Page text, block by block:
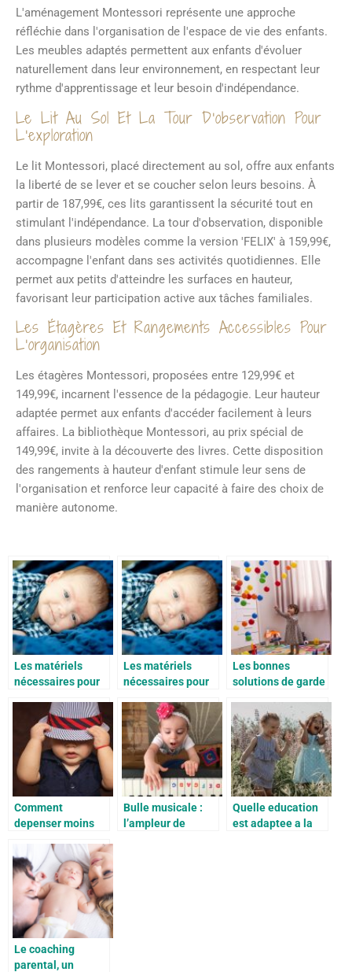
L'aménagement Montessori représente une approche
réfléchie dans l'organisation de l'espace de vie des enfants.
Les meubles adaptés permettent aux enfants d'évoluer
naturellement dans leur environnement, en respectant leur
rythme d'apprentissage et leur besoin d'indépendance.
Le Lit Au Sol Et La Tour D'observation Pour
L'exploration
Le lit Montessori, placé directement au sol, offre aux enfants
la liberté de se lever et se coucher selon leurs besoins. À
partir de 187,99€, ces lits garantissent la sécurité tout en
stimulant l'indépendance. La tour d'observation, disponible
dans plusieurs modèles comme la version 'FELIX' à 159,99€,
accompagne l'enfant dans ses activités quotidiennes. Elle
permet aux petits d'atteindre les surfaces en hauteur,
favorisant leur participation active aux tâches familiales.
Les Étagères Et Rangements Accessibles Pour
L'organisation
Les étagères Montessori, proposées entre 129,99€ et
149,99€, incarnent l'essence de la pédagogie. Leur hauteur
adaptée permet aux enfants d'accéder facilement à leurs
affaires. La bibliothèque Montessori, au prix spécial de
149,99€, invite à la découverte des livres. Cette disposition
des rangements à hauteur d'enfant stimule leur sens de
l'organisation et renforce leur capacité à faire des choix de
manière autonome.
Les matériels
nécessaires pour
comme il se doit
Les matériels
nécessaires pour
comme il se doit
Les bonnes
solutions de garde
la crise sanitaire
Comment
depenser moins
bebe ?
Bulle musicale :
l’ampleur de
Quelle education
est adaptee a la
Le coaching
parental, un